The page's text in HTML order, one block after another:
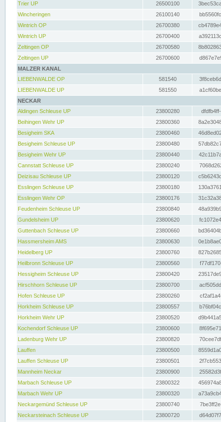
Trier UP
26500100
Wincheringen
26100140
Wintrich OP
26700380
Wintrich UP
26700400
Zeltingen OP
26700580
Zeltingen UP
26700600
MALZER KANAL
LIEBENWALDE OP
581540
LIEBENWALDE UP
581550
NECKAR
Aldingen Schleuse UP
23800280
Beihingen Wehr UP
23800360
Besigheim SKA
23800460
Besigheim Schleuse UP
23800480
Besigheim Wehr UP
23800440
Cannstatt Schleuse UP
23800240
Deizisau Schleuse UP
23800120
Esslingen Schleuse UP
23800180
Esslingen Wehr OP
23800176
Feudenheim Schleuse UP
23800840
Gundelsheim UP
23800620
Guttenbach Schleuse UP
23800660
Hassmersheim AMS
23800630
Heidelberg UP
23800760
Heilbronn Schleuse UP
23800560
Hessigheim Schleuse UP
23800420
Hirschhorn Schleuse UP
23800700
Hofen Schleuse UP
23800260
Horkheim Schleuse UP
23800557
Horkheim Wehr UP
23800520
Kochendorf Schleuse UP
23800600
Ladenburg Wehr UP
23800820
Lauffen
23800500
Lauffen Schleuse UP
23800501
Mannheim Neckar
23800900
Marbach Schleuse UP
23800322
Marbach Wehr UP
23800320
Neckargemünd Schleuse UP
23800740
Neckarsteinach Schleuse UP
23800720